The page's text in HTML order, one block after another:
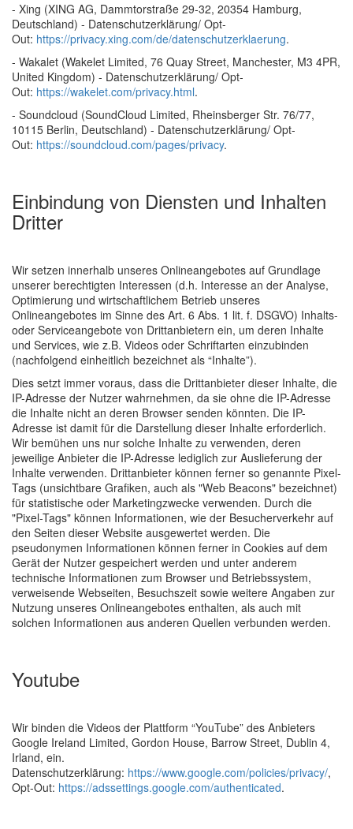
- Xing (XING AG, Dammtorstraße 29-32, 20354 Hamburg,
Deutschland) - Datenschutzerklärung/ Opt-
Out: https://privacy.xing.com/de/datenschutzerklaerung.
- Wakalet (Wakelet Limited, 76 Quay Street, Manchester, M3 4PR,
United Kingdom) - Datenschutzerklärung/ Opt-
Out: https://wakelet.com/privacy.html.
- Soundcloud (SoundCloud Limited, Rheinsberger Str. 76/77,
10115 Berlin, Deutschland) - Datenschutzerklärung/ Opt-
Out: https://soundcloud.com/pages/privacy.
Einbindung von Diensten und Inhalten
Dritter
Wir setzen innerhalb unseres Onlineangebotes auf Grundlage
unserer berechtigten Interessen (d.h. Interesse an der Analyse,
Optimierung und wirtschaftlichem Betrieb unseres
Onlineangebotes im Sinne des Art. 6 Abs. 1 lit. f. DSGVO) Inhalts-
oder Serviceangebote von Drittanbietern ein, um deren Inhalte
und Services, wie z.B. Videos oder Schriftarten einzubinden
(nachfolgend einheitlich bezeichnet als “Inhalte”).
Dies setzt immer voraus, dass die Drittanbieter dieser Inhalte, die
IP-Adresse der Nutzer wahrnehmen, da sie ohne die IP-Adresse
die Inhalte nicht an deren Browser senden könnten. Die IP-
Adresse ist damit für die Darstellung dieser Inhalte erforderlich.
Wir bemühen uns nur solche Inhalte zu verwenden, deren
jeweilige Anbieter die IP-Adresse lediglich zur Auslieferung der
Inhalte verwenden. Drittanbieter können ferner so genannte Pixel-
Tags (unsichtbare Grafiken, auch als "Web Beacons" bezeichnet)
für statistische oder Marketingzwecke verwenden. Durch die
"Pixel-Tags" können Informationen, wie der Besucherverkehr auf
den Seiten dieser Website ausgewertet werden. Die
pseudonymen Informationen können ferner in Cookies auf dem
Gerät der Nutzer gespeichert werden und unter anderem
technische Informationen zum Browser und Betriebssystem,
verweisende Webseiten, Besuchszeit sowie weitere Angaben zur
Nutzung unseres Onlineangebotes enthalten, als auch mit
solchen Informationen aus anderen Quellen verbunden werden.
Youtube
Wir binden die Videos der Plattform “YouTube” des Anbieters
Google Ireland Limited, Gordon House, Barrow Street, Dublin 4,
Irland, ein.
Datenschutzerklärung: https://www.google.com/policies/privacy/,
Opt-Out: https://adssettings.google.com/authenticated.